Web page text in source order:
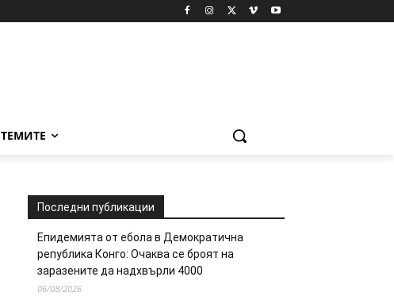
ТЕМИТЕ
Последни публикации
Епидемията от ебола в Демократична
република Конго: Очаква се броят на
заразените да надхвърли 4000
06/08/2026